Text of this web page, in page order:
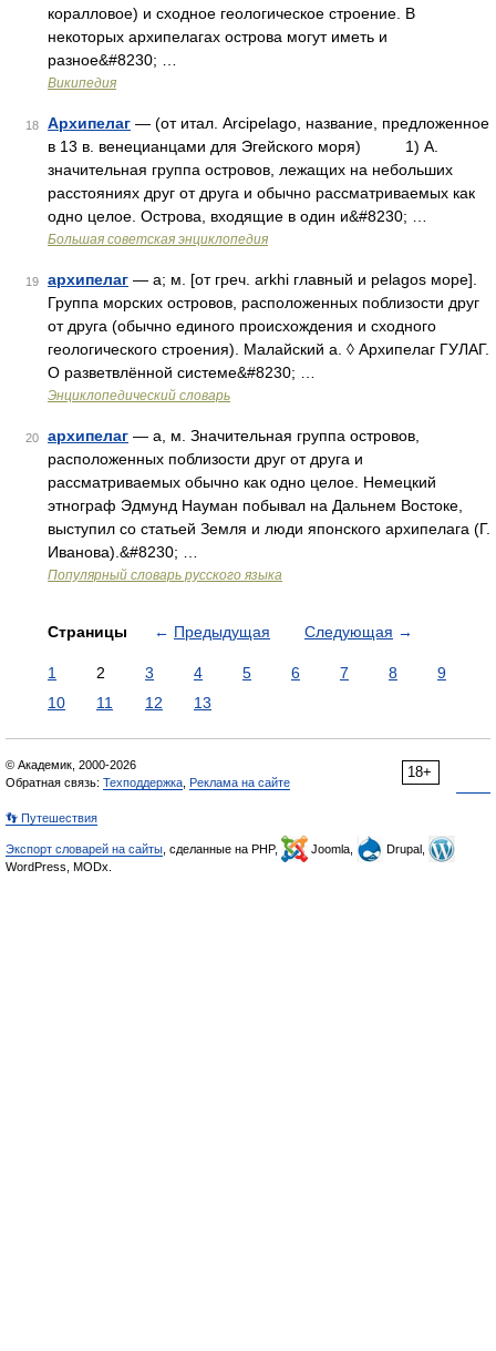
коралловое) и сходное геологическое строение. В
некоторых архипелагах острова могут иметь и
разное&#8230; …
Википедия
18 Архипелаг — (от итал. Arcipelago, название, предложенное
в 13 в. венецианцами для Эгейского моря) 1) А.
значительная группа островов, лежащих на небольших
расстояниях друг от друга и обычно рассматриваемых как
одно целое. Острова, входящие в один и&#8230; …
Большая советская энциклопедия
19 архипелаг — а; м. [от греч. arkhi главный и pelagos море].
Группа морских островов, расположенных поблизости друг
от друга (обычно единого происхождения и сходного
геологического строения). Малайский а. ◊ Архипелаг ГУЛАГ.
О разветвлённой системе&#8230; …
Энциклопедический словарь
20 архипелаг — а, м. Значительная группа островов,
расположенных поблизости друг от друга и
рассматриваемых обычно как одно целое. Немецкий
этнограф Эдмунд Науман побывал на Дальнем Востоке,
выступил со статьей Земля и люди японского архипелага (Г.
Иванова).&#8230; …
Популярный словарь русского языка
Страницы ← Предыдущая Следующая →
1 2 3 4 5 6 7 8
9
10
11 12 13
18+
© Академик, 2000-2026
Обратная связь: Техподдержка Реклама на сайте
👣 Путешествия
Экспорт словарей на сайты , сделанные на PHP, Joomla,
Drupal,
WordPress, MODx.